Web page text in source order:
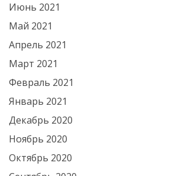
Июнь 2021
Май 2021
Апрель 2021
Март 2021
Февраль 2021
Январь 2021
Декабрь 2020
Ноябрь 2020
Октябрь 2020